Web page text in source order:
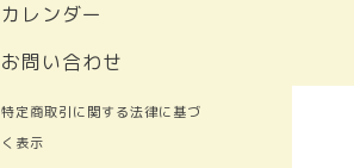
カレンダー
お問い合わせ
特定商取引に関する法律に基づ
く表示